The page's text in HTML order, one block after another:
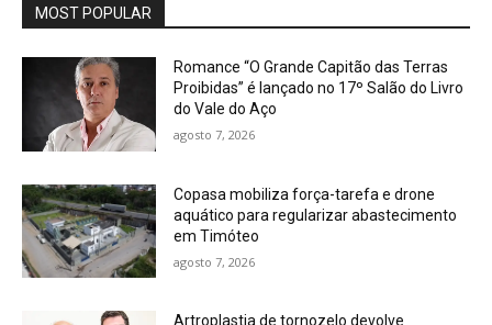
MOST POPULAR
Romance “O Grande Capitão das Terras
Proibidas” é lançado no 17º Salão do Livro
do Vale do Aço
agosto 7, 2026
Copasa mobiliza força-tarefa e drone
aquático para regularizar abastecimento
em Timóteo
agosto 7, 2026
Artroplastia de tornozelo devolve